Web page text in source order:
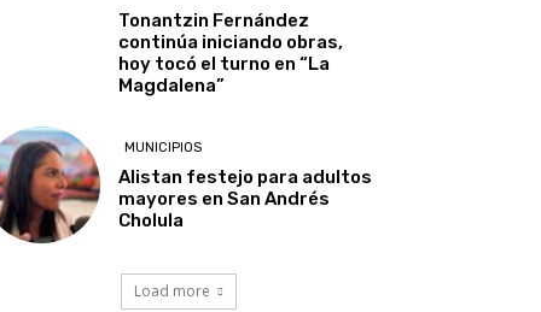
Tonantzin Fernández
continúa iniciando obras,
hoy tocó el turno en “La
Magdalena”
MUNICIPIOS
Alistan festejo para adultos
mayores en San Andrés
Cholula
Load more